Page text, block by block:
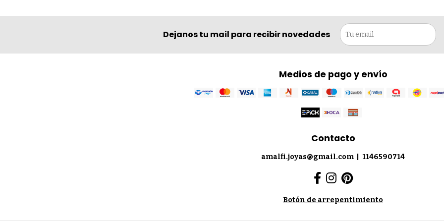
Dejanos tu mail para recibir novedades
Medios de pago y envío
Contacto
amalfi.joyas@gmail.com 1146590714
Botón de arrepentimiento